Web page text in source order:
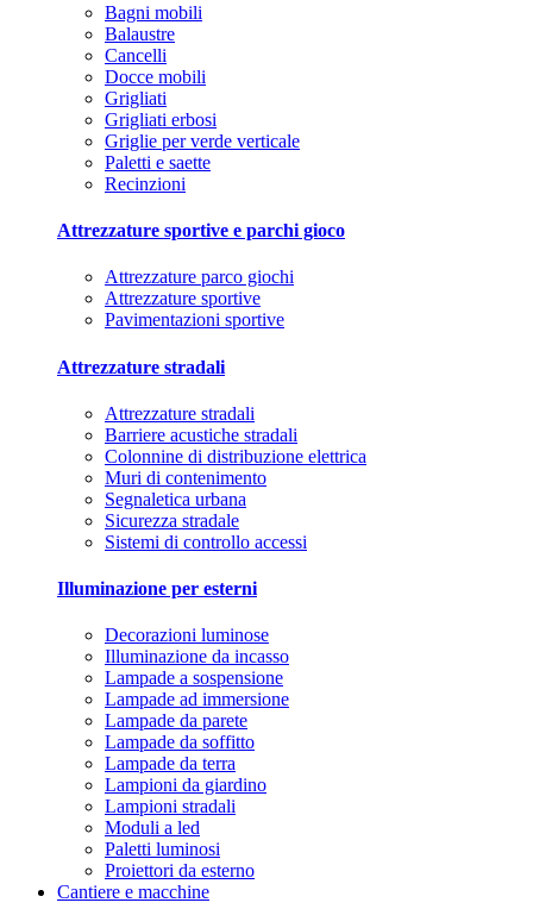
Bagni mobili
Balaustre
Cancelli
Docce mobili
Grigliati
Grigliati erbosi
Griglie per verde verticale
Paletti e saette
Recinzioni
Attrezzature sportive e parchi gioco
Attrezzature parco giochi
Attrezzature sportive
Pavimentazioni sportive
Attrezzature stradali
Attrezzature stradali
Barriere acustiche stradali
Colonnine di distribuzione elettrica
Muri di contenimento
Segnaletica urbana
Sicurezza stradale
Sistemi di controllo accessi
Illuminazione per esterni
Decorazioni luminose
Illuminazione da incasso
Lampade a sospensione
Lampade ad immersione
Lampade da parete
Lampade da soffitto
Lampade da terra
Lampioni da giardino
Lampioni stradali
Moduli a led
Paletti luminosi
Proiettori da esterno
Cantiere e macchine